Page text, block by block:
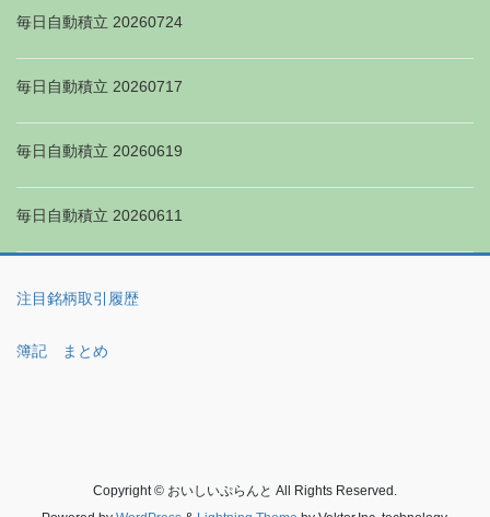
毎日自動積立 20260724
毎日自動積立 20260717
毎日自動積立 20260619
毎日自動積立 20260611
注目銘柄取引履歴
簿記 まとめ
Copyright © おいしいぷらんと All Rights Reserved.